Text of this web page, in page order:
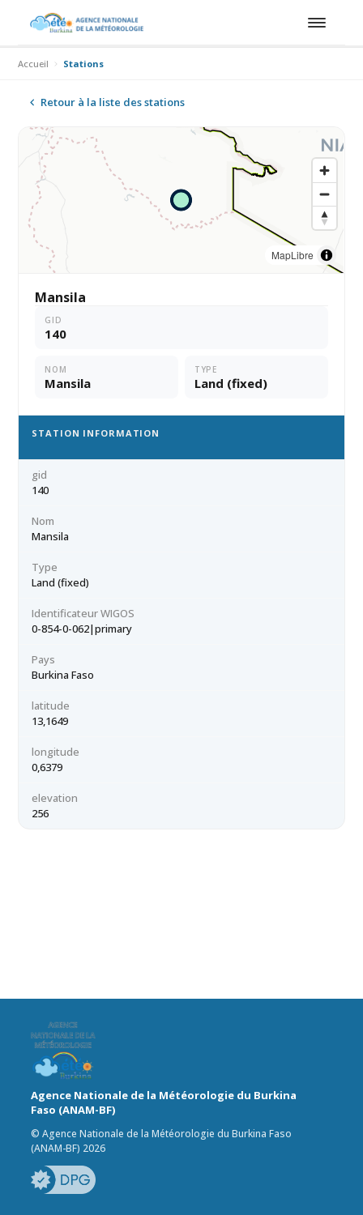
Accueil Stations
Retour à la liste des stations
MapLibre
Mansila
GID
140
NOM
Mansila
TYPE
Land (fixed)
STATION INFORMATION
gid
140
Nom
Mansila
Type
Land (fixed)
Identificateur WIGOS
0-854-0-062|primary
Pays
Burkina Faso
latitude
13,1649
longitude
0,6379
elevation
256
Agence Nationale de la Météorologie du Burkina
Faso (ANAM-BF)
© Agence Nationale de la Météorologie du Burkina Faso
(ANAM-BF) 2026